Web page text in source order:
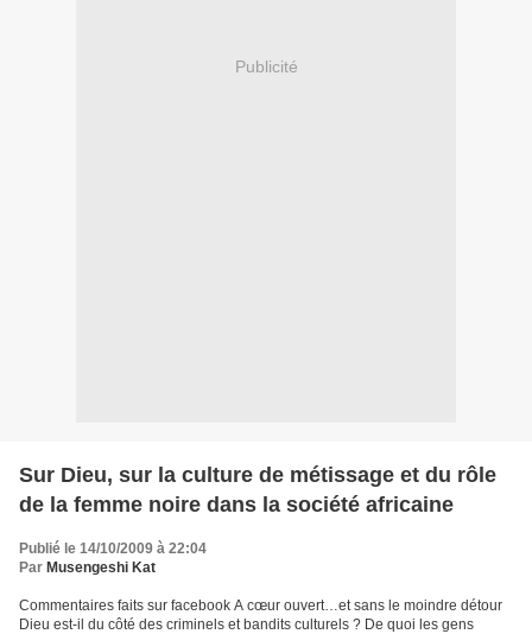
Publicité
Sur Dieu, sur la culture de métissage et du rôle
de la femme noire dans la société africaine
Publié le 14/10/2009 à 22:04
Par Musengeshi Kat
Commentaires faits sur facebook A cœur ouvert…et sans le moindre détour
Dieu est-il du côté des criminels et bandits culturels ? De quoi les gens